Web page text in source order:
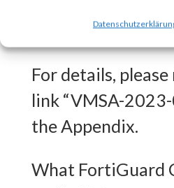
For details,
link “VMSA-
the Appendix.
What FortiGuard